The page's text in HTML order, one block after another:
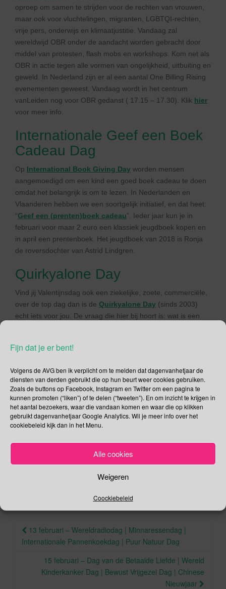
Fijn dat je er bent!
Volgens de AVG ben ik verplicht om te melden dat dagenvanhetjaar de
diensten van derden gebruikt die op hun beurt weer cookies gebruiken.
Zoals de buttons op Facebook, Instagram en Twitter om een pagina te
kunnen promoten (“liken”) of te delen (“tweeten”). En om inzicht te krijgen in
het aantal bezoekers, waar die vandaan komen en waar die op klikken
gebruikt dagenvanhetjaar Google Analytics. Wil je meer info over het
cookiebeleid kijk dan in het Menu.
Alle cookies
Weigeren
Coockiebeleid
oproep om samen te strijden voor de rechten van vrouwen,
maar ook voor vluchtelingen, migranten, LGBTQI-rechten,
vrije pers, onderwijs en klimaatjustitie. Vandaag zal
wereldwijd OBR onder de aandacht worden gebracht door
middel van protesten, flash mobs en workshops. Kom net als
OBR in actie tegen alle vormen van ongelijkheid, uitbuiting en
geweld. In Nederland zijn er al een aantal One Billing Rising
evenementen geweest. Vandaag wordt in het centrum
vanLeiden nog voor OBR gedanst ( 17.15 – 17.30). Klik hier
voor meer info.
Internationale Geef een Boek
Cadeau Dag
Op International Book Giving Day worden mensen
aangemoedigd om een kind een goed boek cadeau te doen
omdat het belangrijk is om te lezen. In Nederlanden en
Vlaanderen hebben we een soortgelijk initiatief, en dat heet:
“Geef een (prenten)boek cadeau”. Ieder jaar kun je in
februari voor maar 2 euro een klassiek jeugdboek kopen en
in april een prentenboek. Het jeugdboek van 2018 is Ronja
de roversdochter van Astrid Lindgren.
Quirkyalone Day
Vind jij Valentijnsdag ook een ziekelijke, zoete, commerciële,
over de top dag dan is de Quirkyalone Day (sinds 2003)
echt iets voor jou. De vraag die hier bij hoort is: wat is een
partner dan overhaast te werk gaat, zij genieten van
tot vrijheid. Heb je een quirkyalone partner gevonden? Dan
ben je quirkytogether.
Deel dit bericht
F
a
c
o
o
k
T
wi
tt 1 Billing Rising ,askruisje
valentijnsdag. Permalink.
Berichtnavigatie
13 februari – Wereldradiodag | Minnaressendag |
Internationale Pannenkoekdag | Puur Natuur Dag
15 februari – Dag van de Betaalde Liefde | Wereld
Kinderkanker Dag | Bewust Vrijgezel Dag | Chinese
Nieuwjaar